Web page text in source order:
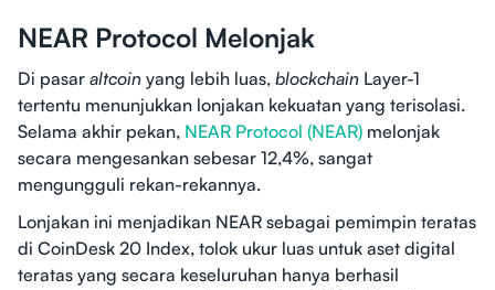
NEAR Protocol Melonjak
Di pasar altcoin yang lebih luas, blockchain Layer-1
tertentu menunjukkan lonjakan kekuatan yang terisolasi.
Selama akhir pekan, NEAR Protocol (NEAR) melonjak
secara mengesankan sebesar 12,4%, sangat
mengungguli rekan-rekannya.
Lonjakan ini menjadikan NEAR sebagai pemimpin teratas
di CoinDesk 20 Index, tolok ukur luas untuk aset digital
teratas yang secara keseluruhan hanya berhasil